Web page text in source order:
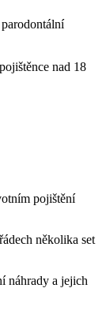
nad 18
pojištění
několika set
náhrady a jejich